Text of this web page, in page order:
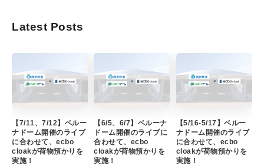
Latest Posts
【7/11、7/12】ベルー
ナドーム開催のライブ
に合わせて、ecbo
cloakが荷物預かりを
実施！
【6/5、6/7】ベルーナ
ドーム開催のライブに
合わせて、ecbo
cloakが荷物預かりを
実施！
【5/16-5/17】ベルー
ナドーム開催のライブ
に合わせて、ecbo
cloakが荷物預かりを
実施！